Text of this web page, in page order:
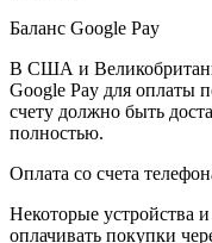
Баланс Google Pay
В США и
Google Pay для оплаты
счету должно быть
полностью.
Оплата со счета
Некоторые устройства
оплачивать покупки